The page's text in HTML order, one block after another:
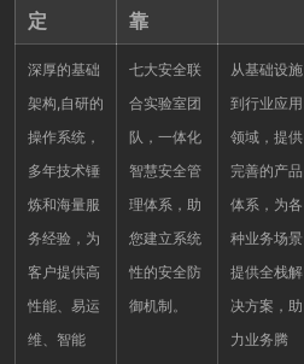
定
靠
深厚的基础
架构,自研的
操作系统，
多年技术锤
炼和海量服
务经验，为
客户提供高
性能、易运
维、智能
七大安全联
合实验室团
队，一体化
智慧安全管
理体系，助
您建立系统
性的安全防
御机制。
从基础设施
到行业应用
领域，提供
完善的产品
体系，为各
种业务场景
提供全栈解
决方案，助
力业务腾